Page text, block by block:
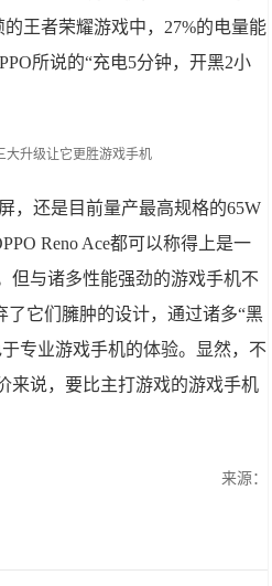
王者荣耀游戏中，27%的电量能
所说的“充电5分钟，开黑2小
，还是目前量产最高规格的65W
Reno Ace都可以称得上是一
但与诸多性能强劲的游戏手机不
了它们臃肿的设计，通过诸多“黑
专业游戏手机的体验。显然，不
来说，要比主打游戏的游戏手机
来源：